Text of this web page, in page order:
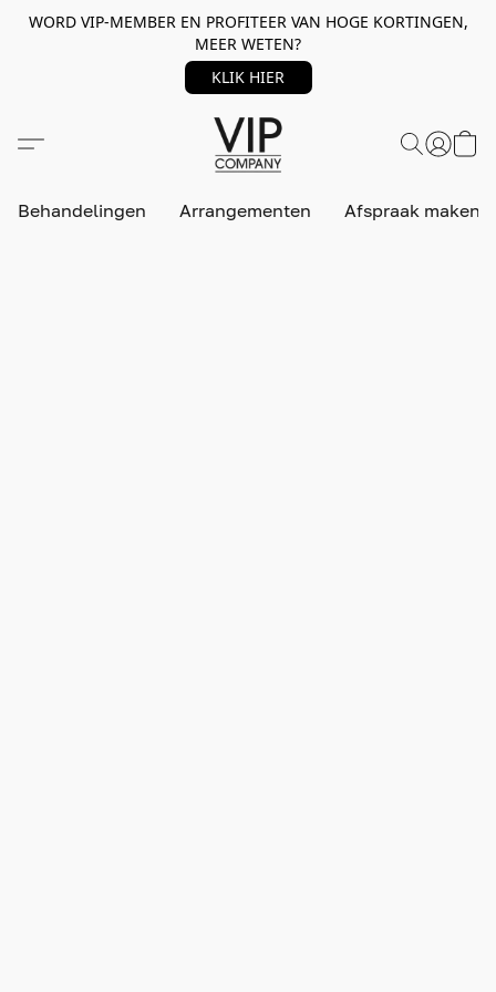
WORD VIP-MEMBER EN PROFITEER VAN HOGE KORTINGEN,
MEER WETEN?
KLIK HIER
Behandelingen Arrangementen Afspraak maken